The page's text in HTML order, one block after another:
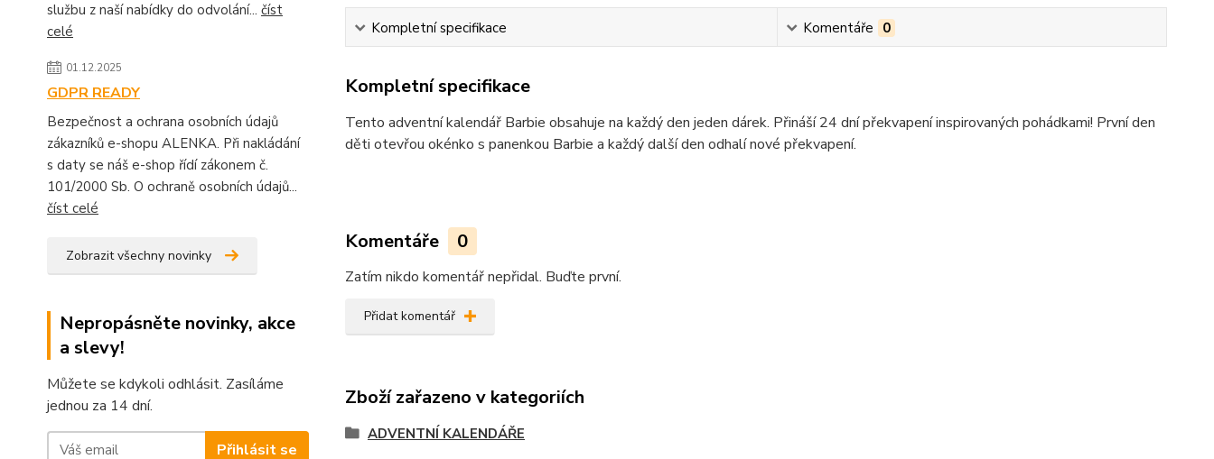
službu z naší nabídky do odvolání... číst
celé
01.12.2025
GDPR READY
Bezpečnost a ochrana osobních údajů
zákazníků e-shopu ALENKA. Při nakládání
s daty se náš e-shop řídí zákonem č.
101/2000 Sb. O ochraně osobních údajů...
číst celé
Zobrazit všechny novinky
Nepropásněte novinky, akce
a slevy!
Můžete se kdykoli odhlásit. Zasíláme
jednou za 14 dní.
Přihlásit se
Kompletní specifikace Komentáře 0
Kompletní specifikace
Tento adventní kalendář Barbie obsahuje na každý den jeden dárek. Přináší 24 dní překvapení inspirovaných pohádkami! První den
děti otevřou okénko s panenkou Barbie a každý další den odhalí nové překvapení.
Komentáře 0
Zatím nikdo komentář nepřidal. Buďte první.
Přidat komentář
Zboží zařazeno v kategoriích
ADVENTNÍ KALENDÁŘE